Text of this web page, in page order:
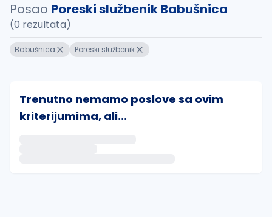
Posao Poreski službenik Babušnica
(0 rezultata)
Babušnica Poreski službenik
Trenutno nemamo poslove sa ovim
kriterijumima, ali...